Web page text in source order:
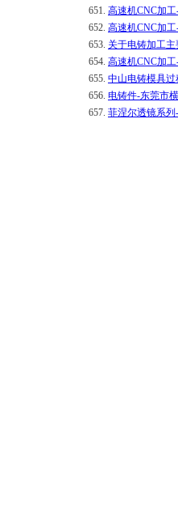
651. 高速机CNC加
652. 高速机CNC加
653. 关于电铸加工
654. 高速机CNC加
655. 中山电铸模具
656. 电铸件-东莞市
657. 菲涅尔透镜系